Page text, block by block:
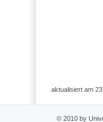
aktualisiert am
© 2010 by